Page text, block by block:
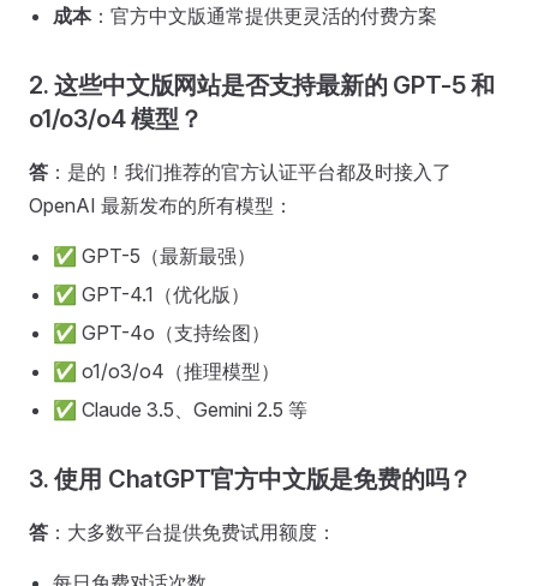
成本：官方中文版通常提供更灵活的付费方案
2. 这些中文版网站是否支持最新的 GPT-5 和
o1/o3/o4 模型？
答 ：是的！我们推荐的官方认证平台都及时接入了
OpenAI 最新发布的所有模型：
✅ GPT-5（最新最强）
✅ GPT-4.1（优化版）
✅ GPT-4o（支持绘图）
✅ o1/o3/o4（推理模型）
✅ Claude 3.5、Gemini 2.5 等
3. 使用 ChatGPT官方中文版是免费的吗？
答 ：大多数平台提供免费试用额度：